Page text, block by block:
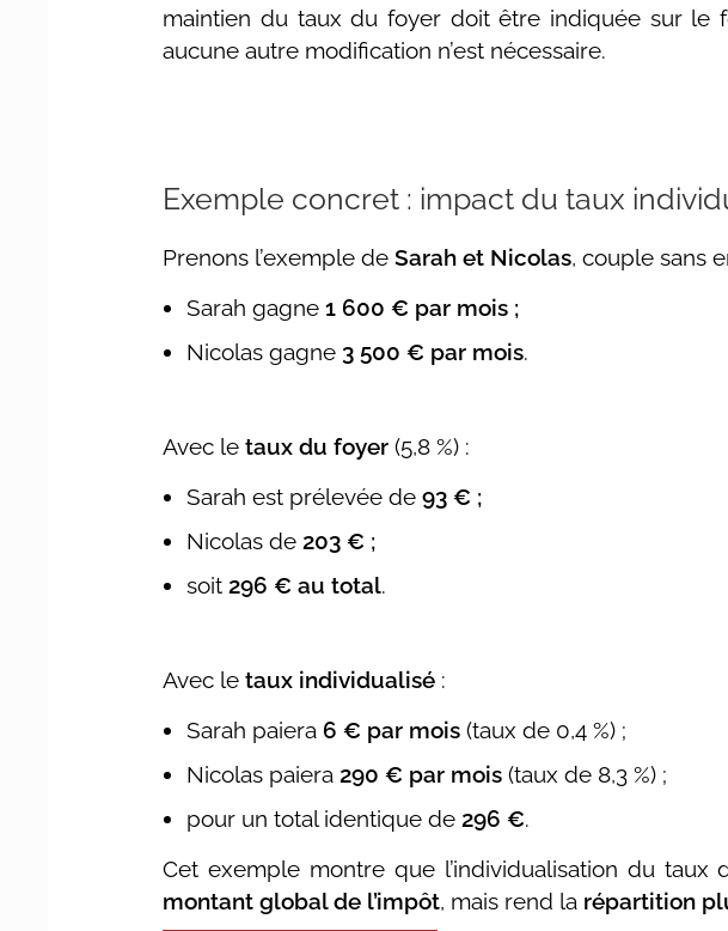
maintien du taux du foyer doit être indiquée sur le
aucune autre modification n’est nécessaire.
Exemple concret : impact du taux
Prenons l’exemple deSarah et Nicolas, couple sans
Sarah gagne1 600 € par mois ;
Nicolas gagne 3 500 € par mois.
Avec letaux du foyer (5,8 %) :
Sarah est prélevée de93 € ;
Nicolas de 203 € ;
soit 296 € au total.
Avec letaux individualisé :
Sarah paiera 6 € par mois (taux de 0,4 %) ;
Nicolas paiera 290 € par mois (taux de 8,3 %) ;
pour un total identique de 296 €.
Cet exemple montre que l’individualisation du taux
montant global de l’impôt, mais rend la répartition